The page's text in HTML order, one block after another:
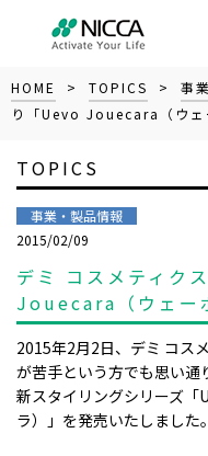
HOME > TOPICS > 事
り「Uevo Jouecara（ウェ
TOPICS
事業・製品情報
2015/02/09
デミ コスメティク
Jouecara（ウェー
2015年2月2日、デミ コス
が苦手という方でも思い通
新スタイリングシリーズ
ラ）」を発売いたしました。